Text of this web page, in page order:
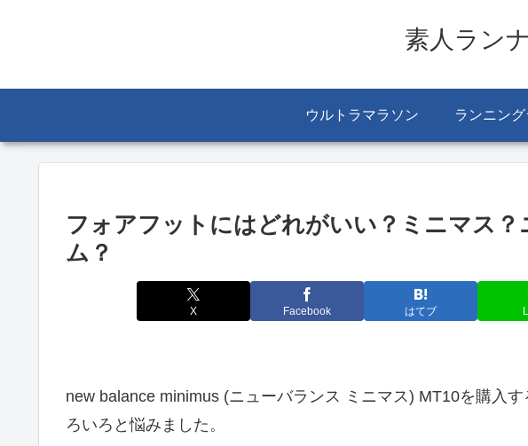
素人ラン
ウルトラマラソン ランニン
フォアフットにはどれがいい？ミニマス？
ム？
X Facebook はてブ
new balance minimus (ニューバランス ミニマス) MT10を購入
ろいろと悩みました。